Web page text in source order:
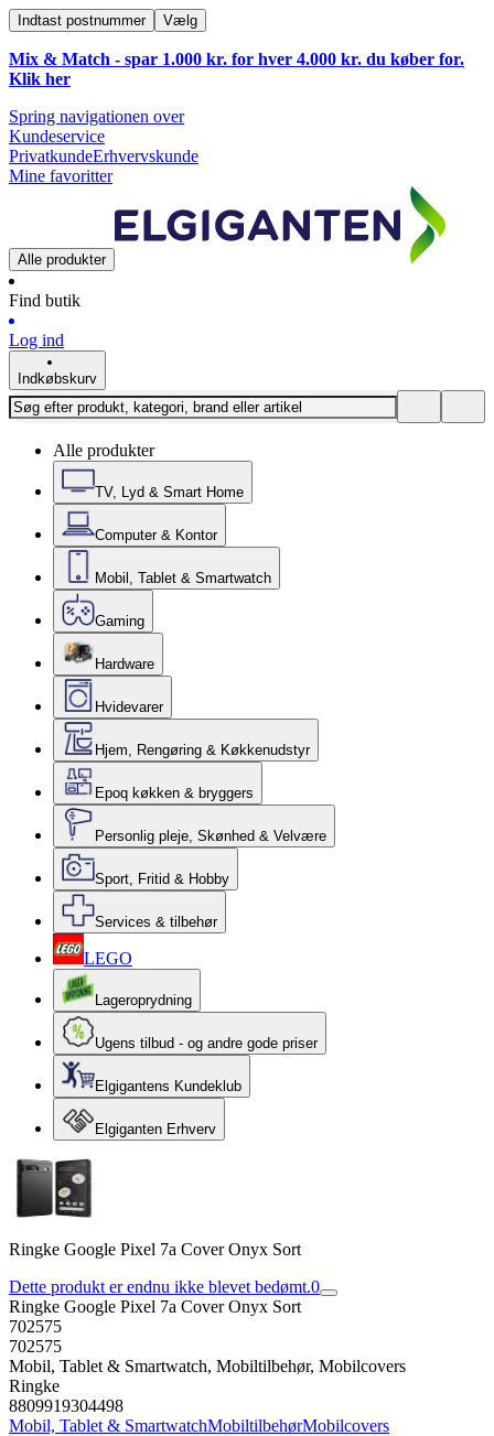
Indtast postnummer Vælg
Mix & Match - spar 1.000 kr. for hver 4.000 kr. du køber for.
Klik her
Spring navigationen over
Kundeservice
PrivatkundeErhvervskunde
Mine favoritter
Alle produkter
Find butik
Log ind
Indkøbskurv
Alle produkter
TV, Lyd & Smart Home
Computer & Kontor
Mobil, Tablet & Smartwatch
Gaming
Hardware
Hvidevarer
Hjem, Rengøring & Køkkenudstyr
Epoq køkken & bryggers
Personlig pleje, Skønhed & Velvære
Sport, Fritid & Hobby
Services & tilbehør
LEGO
Lageroprydning
Ugens tilbud - og andre gode priser
Elgigantens Kundeklub
Elgiganten Erhverv
Ringke Google Pixel 7a Cover Onyx Sort
Dette produkt er endnu ikke blevet bedømt.0
Ringke Google Pixel 7a Cover Onyx Sort
702575
702575
Mobil, Tablet & Smartwatch, Mobiltilbehør, Mobilcovers
Ringke
8809919304498
Mobil, Tablet & SmartwatchMobiltilbehørMobilcovers